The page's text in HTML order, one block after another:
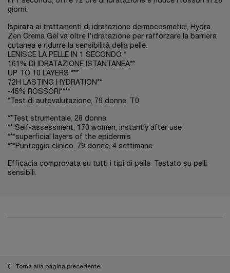
giorni.
Ispirata ai trattamenti di idratazione dermocosmetici, Hydra
Zen Crema Gel va oltre l'idratazione per rafforzare la barriera
cutanea e ridurre la sensibilità della pelle.
LENISCE LA PELLE IN 1 SECONDO *
161% DI IDRATAZIONE ISTANTANEA**
UP TO 10 LAYERS ***
72H LASTING HYDRATION**
-45% ROSSORI****
*Test di autovalutazione, 79 donne, T0
**Test strumentale, 28 donne
** Self-assessment, 170 women, instantly after use
***superficial layers of the epidermis
***Punteggio clinico, 79 donne, 4 settimane
Efficacia comprovata su tutti i tipi di pelle. Testato su pelli
sensibili.
Torna alla pagina precedente